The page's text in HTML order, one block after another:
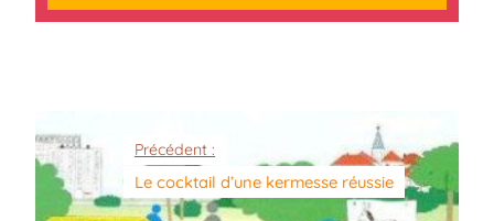
Précédent :
Le cocktail d’une kermesse réussie